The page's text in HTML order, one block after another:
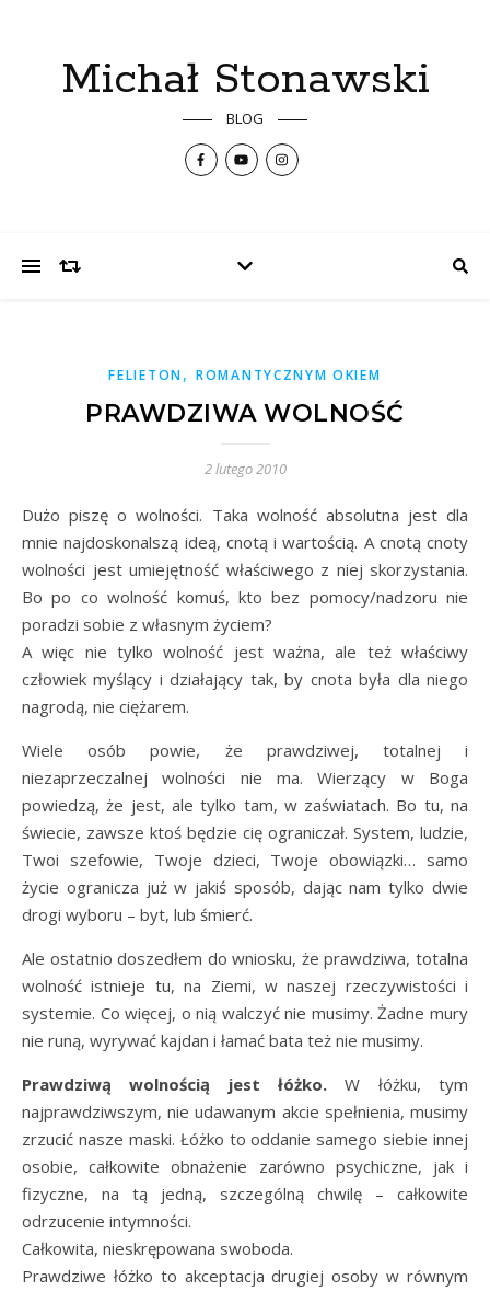
Michał Stonawski
BLOG
FELIETON, ROMANTYCZNYM OKIEM
PRAWDZIWA WOLNOŚĆ
2 lutego 2010
Dużo piszę o wolności. Taka wolność absolutna jest dla
mnie najdoskonalszą ideą, cnotą i wartością. A cnotą cnoty
wolności jest umiejętność właściwego z niej skorzystania.
Bo po co wolność komuś, kto bez pomocy/nadzoru nie
poradzi sobie z własnym życiem?
A więc nie tylko wolność jest ważna, ale też właściwy
człowiek myślący i działający tak, by cnota była dla niego
nagrodą, nie ciężarem.
Wiele osób powie, że prawdziwej, totalnej i
niezaprzeczalnej wolności nie ma. Wierzący w Boga
powiedzą, że jest, ale tylko tam, w zaświatach. Bo tu, na
świecie, zawsze ktoś będzie cię ograniczał. System, ludzie,
Twoi szefowie, Twoje dzieci, Twoje obowiązki… samo
życie ogranicza już w jakiś sposób, dając nam tylko dwie
drogi wyboru – byt, lub śmierć.
Ale ostatnio doszedłem do wniosku, że prawdziwa, totalna
wolność istnieje tu, na Ziemi, w naszej rzeczywistości i
systemie. Co więcej, o nią walczyć nie musimy. Żadne mury
nie runą, wyrywać kajdan i łamać bata też nie musimy.
Prawdziwą wolnością jest łóżko. W łóżku, tym
najprawdziwszym, nie udawanym akcie spełnienia, musimy
zrzucić nasze maski. Łóżko to oddanie samego siebie innej
osobie, całkowite obnażenie zarówno psychiczne, jak i
fizyczne, na tą jedną, szczególną chwilę – całkowite
odrzucenie intymności.
Całkowita, nieskrępowana swoboda.
Prawdziwe łóżko to akceptacja drugiej osoby w równym